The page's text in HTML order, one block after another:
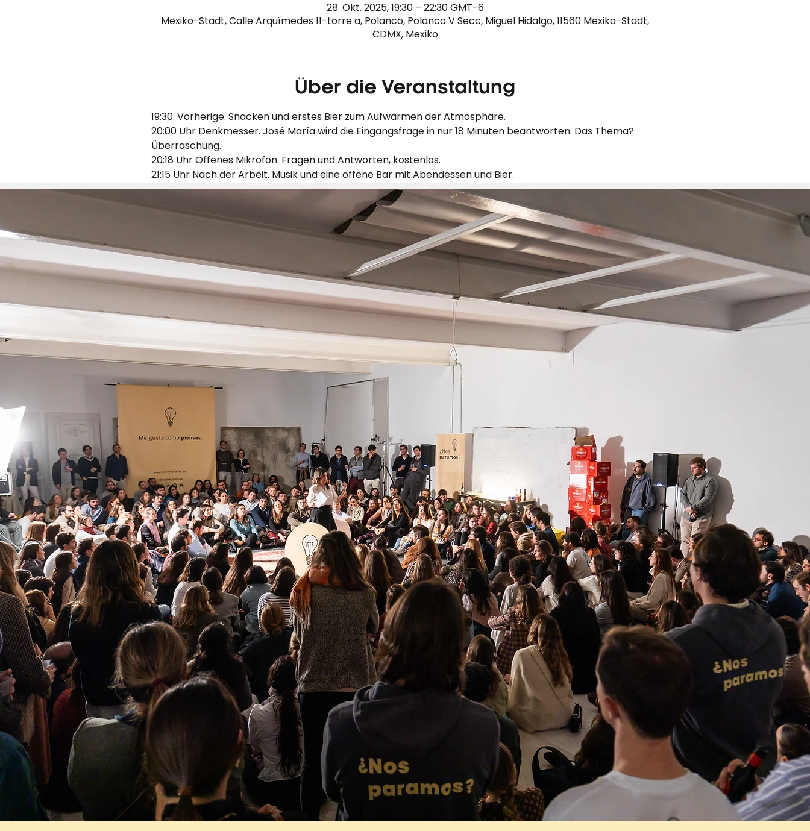
28. Okt. 2025, 19:30 – 22:30 GMT-6
Mexiko-Stadt, Calle Arquímedes 11-torre a, Polanco, Polanco V Secc, Miguel Hidalgo, 11560 Mexiko-Stadt,
CDMX, Mexiko
Über die Veranstaltung
19:30. Vorherige. Snacken und erstes Bier zum Aufwärmen der Atmosphäre.
20:00 Uhr Denkmesser. José María wird die Eingangsfrage in nur 18 Minuten beantworten. Das Thema?
Überraschung.
20:18 Uhr Offenes Mikrofon. Fragen und Antworten, kostenlos.
21:15 Uhr Nach der Arbeit. Musik und eine offene Bar mit Abendessen und Bier.